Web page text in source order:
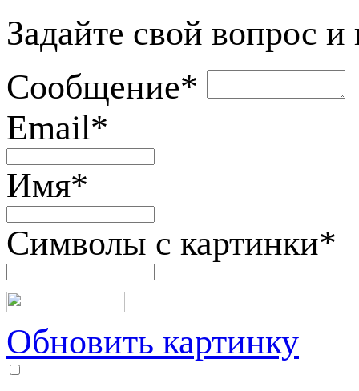
Задайте свой вопрос
Сообщение*
Email*
Имя*
Символы с картинки*
Обновить картинку